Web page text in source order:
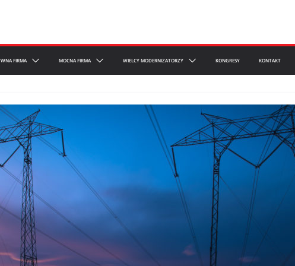
FIRMA MOCNA FIRMA WIELCY MODERNIZATORZY KONGRESY KONTAKT